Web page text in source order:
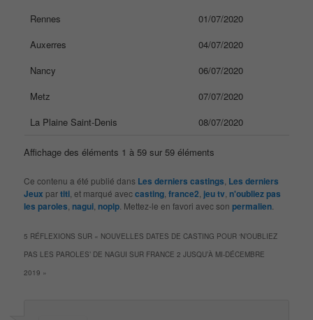
Rennes
01/07/2020
Auxerres
04/07/2020
Nancy
06/07/2020
Metz
07/07/2020
La Plaine Saint-Denis
08/07/2020
Affichage des éléments 1 à 59 sur 59 éléments
Ce contenu a été publié dans Les derniers castings Les derniers
Jeux partiti , et marqué aveccasting ,france2 jeu tv n'oubliez pas
les paroles nagui noplp . Mettez-le en favori avec sonpermalien
5 RÉFLEXIONS SUR « NOUVELLES DATES DE CASTING POUR ‘N’OUBLIEZ
PAS LES PAROLES’ DE NAGUI SUR FRANCE 2 JUSQU’À MI-DÉCEMBRE
2019 »